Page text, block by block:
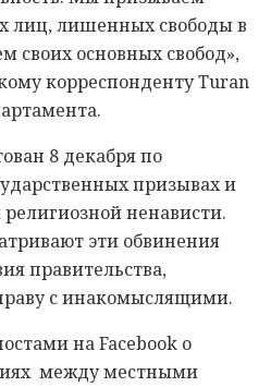
лиц, лишенных свободы в
своих основных свобод»,
корреспонденту Turan
8 декабря по
призывах и
ненависти.
эти обвинения
правительства,
с инакомыслящими.
на Facebook о
между местными